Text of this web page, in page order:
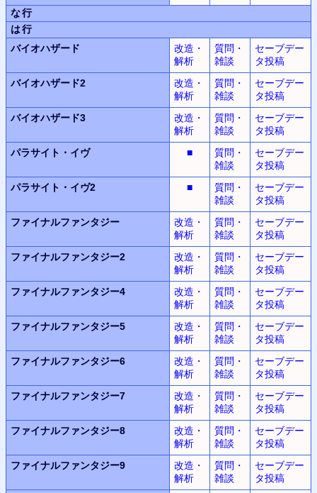
な行
は行
バイオハザード
改造・
解析
質問・
雑談
セーブデー
タ投稿
バイオハザード2
改造・
解析
質問・
雑談
セーブデー
タ投稿
バイオハザード3
改造・
解析
質問・
雑談
セーブデー
タ投稿
パラサイト・イヴ
■
質問・
雑談
セーブデー
タ投稿
パラサイト・イヴ2
■
質問・
雑談
セーブデー
タ投稿
ファイナルファンタジー
改造・
解析
質問・
雑談
セーブデー
タ投稿
ファイナルファンタジー2
改造・
解析
質問・
雑談
セーブデー
タ投稿
ファイナルファンタジー4
改造・
解析
質問・
雑談
セーブデー
タ投稿
ファイナルファンタジー5
改造・
解析
質問・
雑談
セーブデー
タ投稿
ファイナルファンタジー6
改造・
解析
質問・
雑談
セーブデー
タ投稿
ファイナルファンタジー7
改造・
解析
質問・
雑談
セーブデー
タ投稿
ファイナルファンタジー8
改造・
解析
質問・
雑談
セーブデー
タ投稿
ファイナルファンタジー9
改造・
解析
質問・
雑談
セーブデー
タ投稿